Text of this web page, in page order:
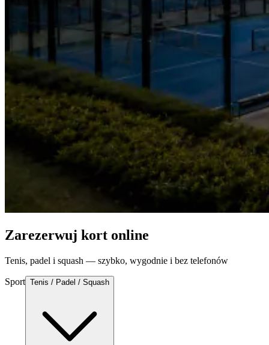
Zarezerwuj kort online
Tenis, padel i squash — szybko, wygodnie i bez telefonów
Sport Tenis / Padel / Squash